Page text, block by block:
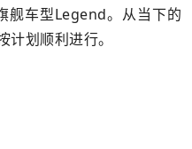
舰车型Legend。从当下的
划顺利进行。